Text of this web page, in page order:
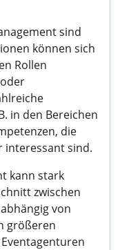
sind
können sich
Rollen
in den Bereichen
die
interessant sind.
kann stark
zwischen
von
größeren